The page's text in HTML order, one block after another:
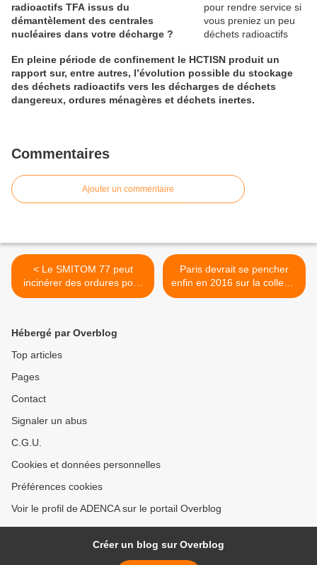
radioactifs TFA issus du
démantèlement des centrales
nucléaires dans votre décharge ?
En pleine période de confinement le HCTISN produit un
rapport sur, entre autres, l’évolution possible du stockage
des déchets radioactifs vers les décharges de déchets
dangereux, ordures ménagères et déchets inertes.
Commentaires
Ajouter un commentaire
< Le SMITOM 77 peut
incinérer des ordures pour
une autre collectivité :
finances de son syndicat ?
Paris devrait se pencher
enfin en 2016 sur la collecte
sélective en apport
Hébergé par Overblog
Top articles
Pages
Contact
Signaler un abus
C.G.U.
Cookies et données personnelles
Préférences cookies
Voir le profil de ADENCA sur le portail Overblog
Créer un blog sur Overblog